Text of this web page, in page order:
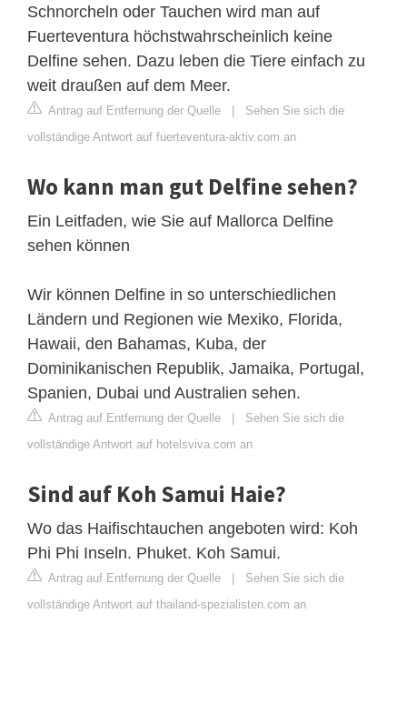
Schnorcheln oder Tauchen wird man auf
Fuerteventura höchstwahrscheinlich keine
Delfine sehen. Dazu leben die Tiere einfach zu
weit draußen auf dem Meer.
Antrag auf Entfernung der Quelle | Sehen Sie sich die
vollständige Antwort auf fuerteventura-aktiv.com an
Wo kann man gut Delfine sehen?
Ein Leitfaden, wie Sie auf Mallorca Delfine
sehen können
Wir können Delfine in so unterschiedlichen
Ländern und Regionen wie Mexiko, Florida,
Hawaii, den Bahamas, Kuba, der
Dominikanischen Republik, Jamaika, Portugal,
Spanien, Dubai und Australien sehen.
Antrag auf Entfernung der Quelle | Sehen Sie sich die
vollständige Antwort auf hotelsviva.com an
Sind auf Koh Samui Haie?
Wo das Haifischtauchen angeboten wird: Koh
Phi Phi Inseln. Phuket. Koh Samui.
Antrag auf Entfernung der Quelle | Sehen Sie sich die
vollständige Antwort auf thailand-spezialisten.com an